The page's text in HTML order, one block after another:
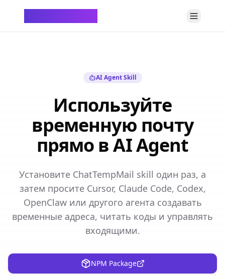
AI Agent Skill
Используйте
временную почту
прямо в AI Agent
Установите ChatTempMail skill один раз, а
затем просите Cursor, Claude Code, Codex,
OpenClaw или другого агента создавать
временные адреса, читать коды и управлять
входящими.
NPM Package